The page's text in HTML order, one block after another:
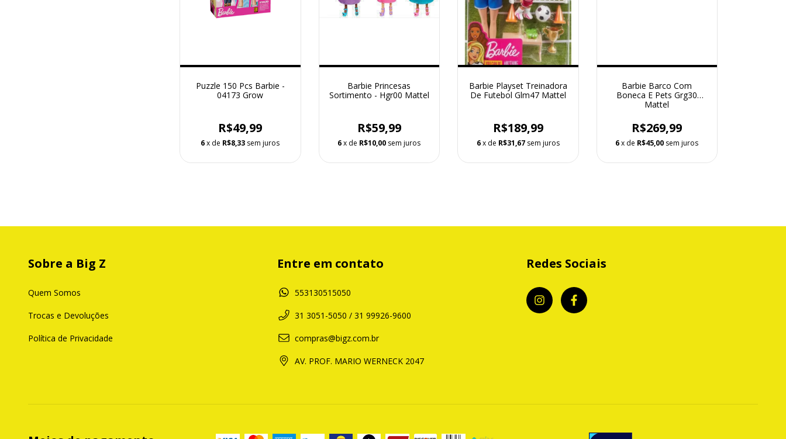
Puzzle 150 Pcs Barbie -
04173 Grow
R$49,99
6x de R$8,33 sem juros
Barbie Princesas
Sortimento - Hgr00 Mattel
R$59,99
6x de R$10,00 sem juros
Barbie Playset Treinadora
De Futebol Glm47 Mattel
R$189,99
6x de R$31,67 sem juros
Barbie Barco Com
Boneca E Pets Grg30
Mattel
R$269,99
6x de R$45,00 sem juros
Sobre a Big Z
Quem Somos
Trocas e Devoluções
Política de Privacidade
Entre em contato
553130515050
31 3051-5050 / 31 99926-9600
compras@bigz.com.br
AV. PROF. MARIO WERNECK 2047
Redes Sociais